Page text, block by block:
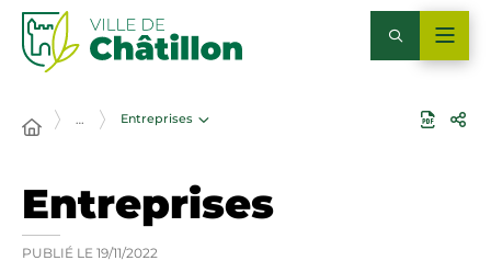
… Entreprises
Entreprises
PUBLIÉ LE 19/11/2022